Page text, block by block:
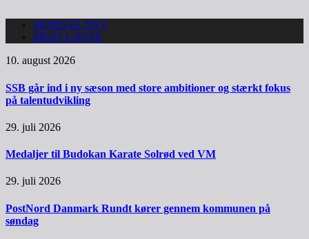
SENESTE NYT
MEST LÆSTE
10. august 2026
SSB går ind i ny sæson med store ambitioner og stærkt fokus
på talentudvikling
29. juli 2026
Medaljer til Budokan Karate Solrød ved VM
29. juli 2026
PostNord Danmark Rundt kører gennem kommunen på
søndag